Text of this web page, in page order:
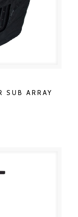
ARRAY
SUB ARRAY